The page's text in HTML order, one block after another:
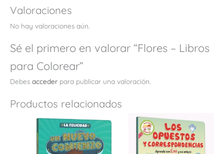
Valoraciones
No hay valoraciones aún.
Sé el primero en valorar “Flores – Libros
para Colorear”
Debes acceder para publicar una valoración.
Productos relacionados